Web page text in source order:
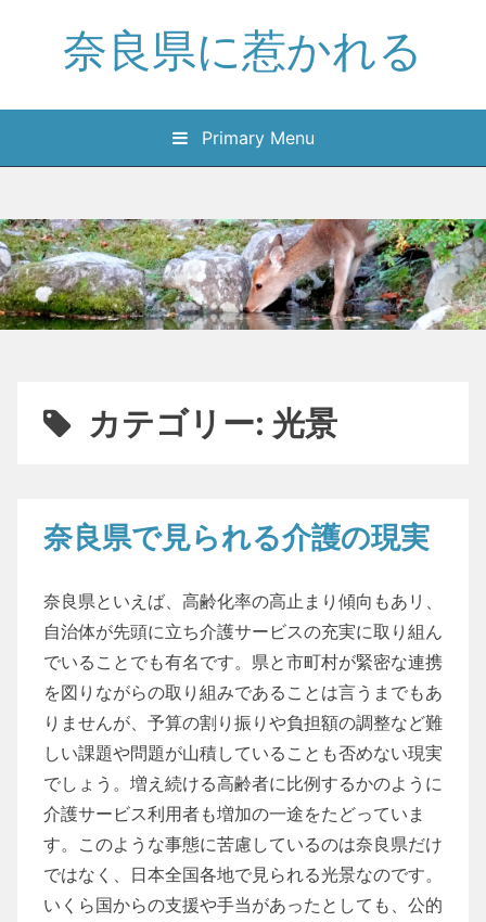
奈良県に惹かれる
Primary Menu
カテゴリー: 光景
奈良県で見られる介護の現実
奈良県といえば、高齢化率の高止まり傾向もあリ、
自治体が先頭に立ち介護サービスの充実に取り組ん
でいることでも有名です。県と市町村が緊密な連携
を図りながらの取り組みであることは言うまでもあ
りませんが、予算の割り振りや負担額の調整など難
しい課題や問題が山積していることも否めない現実
でしょう。増え続ける高齢者に比例するかのように
介護サービス利用者も増加の一途をたどっていま
す。このような事態に苦慮しているのは奈良県だけ
ではなく、日本全国各地で見られる光景なのです。
いくら国からの支援や手当があったとしても、公的